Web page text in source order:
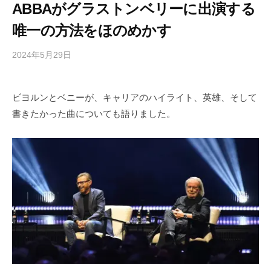
ABBAがグラストンベリーに出演する
唯一の方法をほのめかす
2024年5月29日
i
g
a
m
a
の
コ
ビヨルンとベニーが、キャリアのハイライト、英雄、そして
書きたかった曲についても語りました。